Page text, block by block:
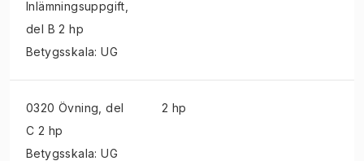
Inlämningsuppgift
del B 2 hp
Betygsskala: UG
0320 Övning , del
C 2 hp
Betygsskala: UG
2 hp